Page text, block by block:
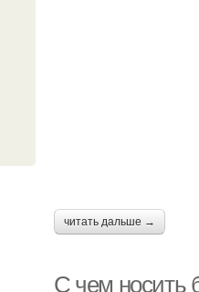
читать дальше →
С чем носить